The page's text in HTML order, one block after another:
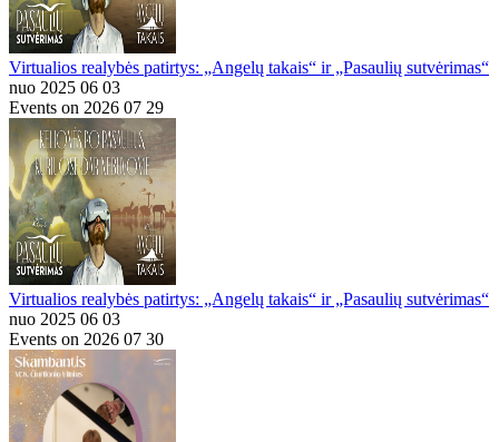
Virtualios realybės patirtys: „Angelų takais“ ir „Pasaulių sutvėrimas“
nuo 2025 06 03
Events on 2026 07 29
Virtualios realybės patirtys: „Angelų takais“ ir „Pasaulių sutvėrimas“
nuo 2025 06 03
Events on 2026 07 30